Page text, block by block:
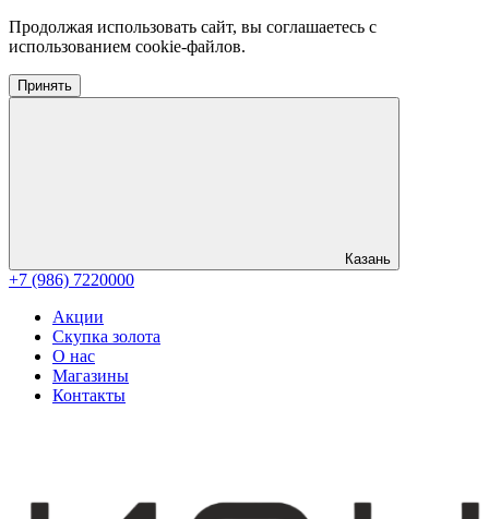
Продолжая использовать сайт, вы соглашаетесь с
использованием cookie-файлов.
Принять
Казань
+7 (986) 7220000
Акции
Скупка золота
О нас
Магазины
Контакты